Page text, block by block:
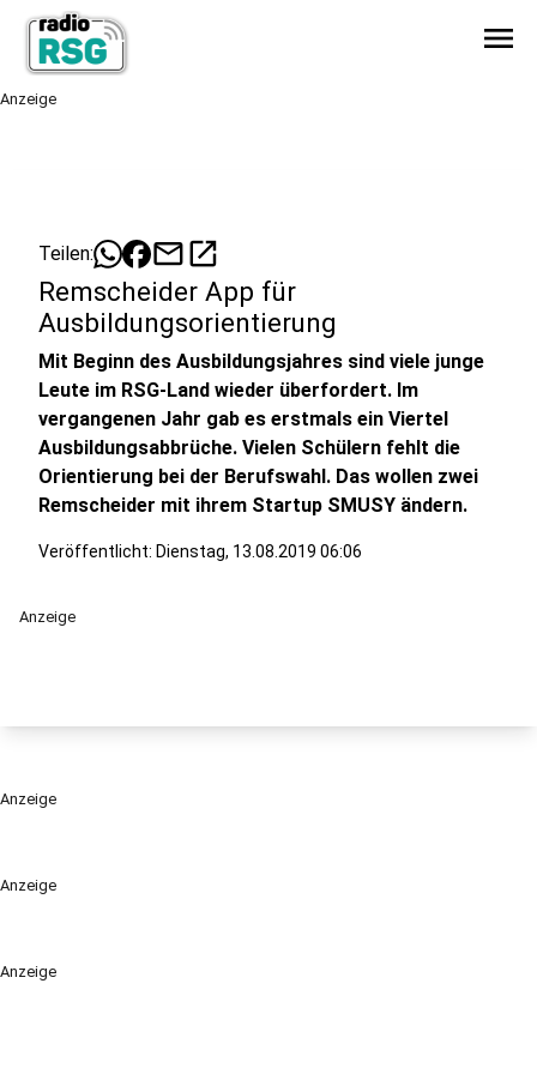
menu
Anzeige
Anzeige
Anzeige
Teilen: mailopen_in_new
Remscheider App für
Ausbildungsorientierung
Mit Beginn des Ausbildungsjahres sind viele junge
Leute im RSG-Land wieder überfordert. Im
vergangenen Jahr gab es erstmals ein Viertel
Ausbildungsabbrüche. Vielen Schülern fehlt die
Orientierung bei der Berufswahl. Das wollen zwei
Remscheider mit ihrem Startup SMUSY ändern.
Veröffentlicht: Dienstag, 13.08.2019 06:06
Anzeige
Anzeige